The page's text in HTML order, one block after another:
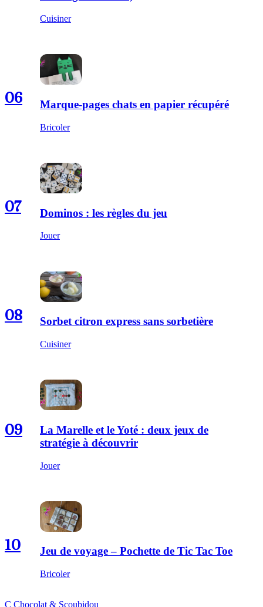
Cuisiner
06 Marque-pages chats en papier récupéré
Bricoler
07 Dominos : les règles du jeu
Jouer
08 Sorbet citron express sans sorbetière
Cuisiner
09
La Marelle et le Yoté : deux jeux de
stratégie à découvrir
Jouer
10 Jeu de voyage – Pochette de Tic Tac Toe
Bricoler
C Chocolat & Scoubidou